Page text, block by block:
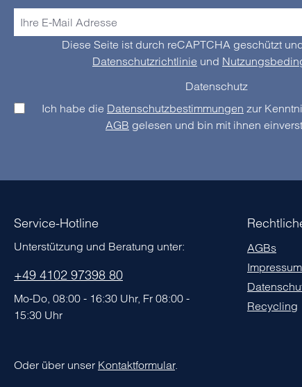
Diese Seite ist durch reCAPTCHA geschützt
Datenschutzrichtlinie und
Datenschutz
Ich habe die Datenschutzbestimmungen
AGB gelesen und bin mit ihnen
Service-Hotline
Unterstützung und Beratung unter:
+49 4102 97398 80
Mo-Do, 08:00 - 16:30 Uhr, Fr 08:00 -
15:30 Uhr
Oder über unser Kontaktformular.
AGBs
Impressum
Recycling